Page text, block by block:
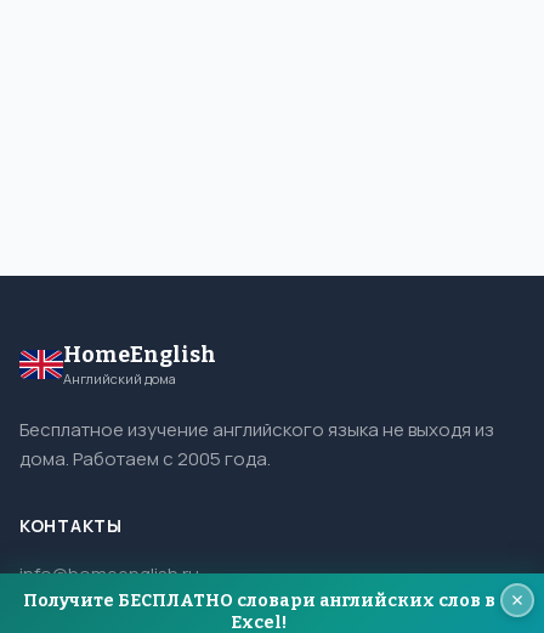
HomeEnglish
Английский дома
Бесплатное изучение английского языка не выходя из
дома. Работаем с 2005 года.
КОНТАКТЫ
info@homeenglish.ru
ВКонтакте
Получите БЕСПЛАТНО словари английских слов в
Excel!